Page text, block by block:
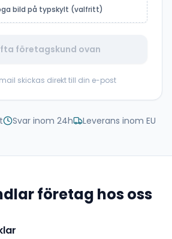
bild på typskylt (valfritt)
företagskund ovan
skickas direkt till din e-post
Svar inom 24h Leverans inom EU
företag hos oss